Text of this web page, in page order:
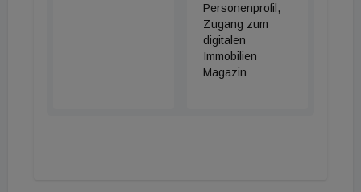
Personenprofil,
Zugang zum
digitalen
Immobilien
Magazin